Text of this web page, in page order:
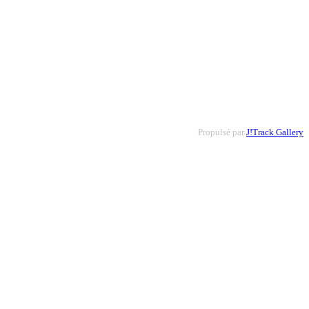
Propulsé par J!Track Gallery